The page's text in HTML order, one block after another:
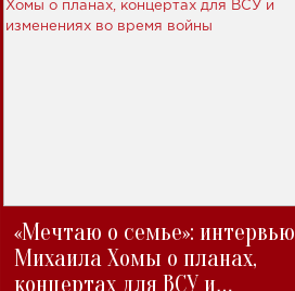
«Мечтаю о семье»: интервью
Михаила Хомы о планах,
концертах для ВСУ и